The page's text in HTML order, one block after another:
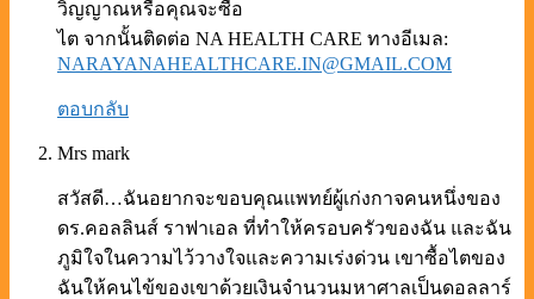
วิญญาณหรือคุณจะซื้อ
ไต จากนั้นติดต่อ NA HEALTH CARE ทางอีเมล:
NARAYANAHEALTHCARE.IN@GMAIL.COM
ตอบกลับ
Mrs mark
สวัสดี…ฉันอยากจะขอบคุณแพทย์ผู้เก่งกาจคนหนึ่งของ
ดร.คอลลินส์ ราฟาเอล ที่ทำให้ครอบครัวของฉัน และฉัน
ภูมิใจในความไว้วางใจและความเร่งด่วน เขาซื้อไตของ
ฉันให้คนไข้ของเขาด้วยเงินจำนวนมหาศาลเป็นดอลลาร์